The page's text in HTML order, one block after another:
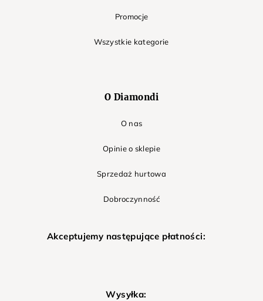
Promocje
Wszystkie kategorie
O Diamondi
O nas
Opinie o sklepie
Sprzedaż hurtowa
Dobroczynność
Akceptujemy następujące płatności:
Wysyłka: